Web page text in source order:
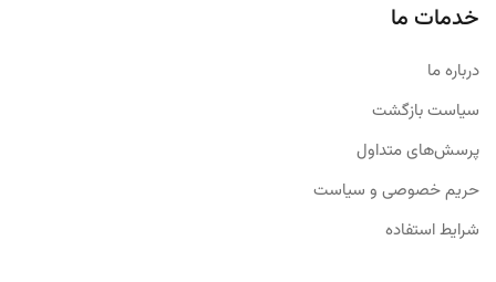
خدمات ما
درباره ما
سیاست بازگشت
پرسش‌های متداول
حریم خصوصی و سیاست
شرایط استفاده